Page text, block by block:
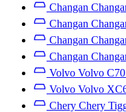
Changan
Changan
Changan
Changan
Volvo Volvo C70
Volvo Volvo
Chery Chery